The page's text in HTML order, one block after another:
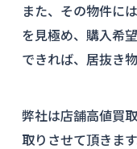
また、その物件に
を見極め、購入希
できれば、居抜き
弊社は店舗高値買
取りさせて頂きます